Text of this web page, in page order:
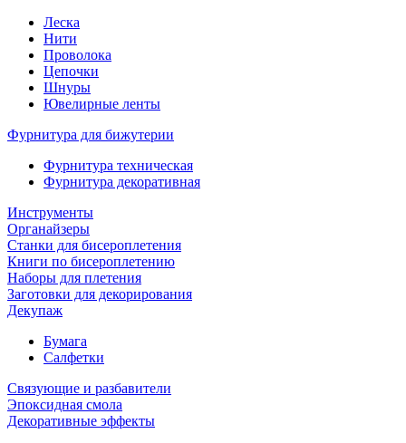
Леска
Нити
Проволока
Цепочки
Шнуры
Ювелирные ленты
Фурнитура для бижутерии
Фурнитура техническая
Фурнитура декоративная
Инструменты
Органайзеры
Станки для бисероплетения
Книги по бисероплетению
Наборы для плетения
Заготовки для декорирования
Декупаж
Бумага
Салфетки
Связующие и разбавители
Эпоксидная смола
Декоративные эффекты